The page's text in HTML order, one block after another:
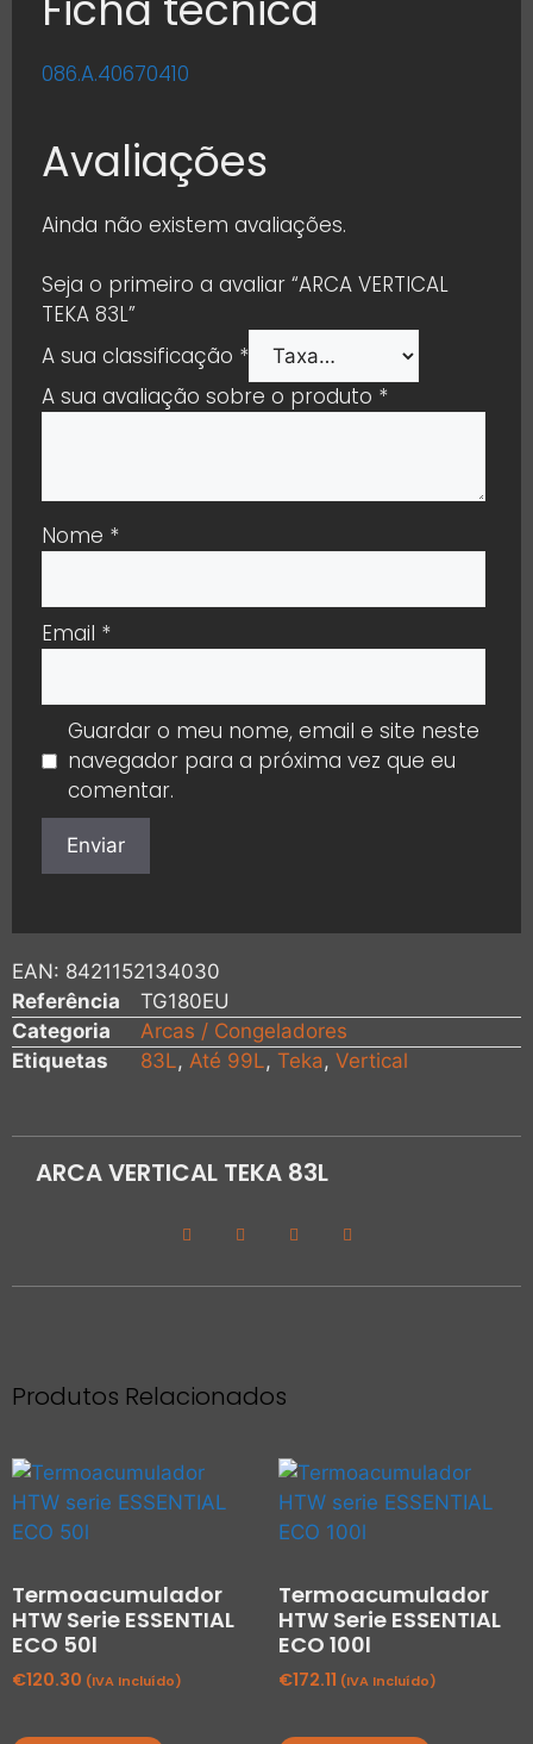
086.A.40670410
Avaliações
Ainda não existem avaliações.
Seja o primeiro a avaliar “ARCA VERTICAL
TEKA 83L”
A sua classificação *
A sua avaliação sobre o produto *
Nome *
Email *
Guardar o meu nome, email e site neste
navegador para a próxima vez que eu
comentar.
EAN: 8421152134030
Referência
TG180EU
Categoria
Arcas / Congeladores
Etiquetas
83L, Até 99L, Teka, Vertical
ARCA VERTICAL TEKA 83L
Produtos Relacionados
Termoacumulador
HTW Serie ESSENTIAL
ECO 50l
€120.30 (IVA Incluído)
Termoacumulador
HTW Serie ESSENTIAL
ECO 100l
€172.11 (IVA Incluído)